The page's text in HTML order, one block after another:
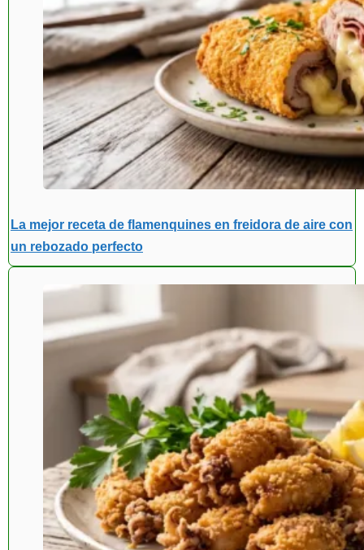
La mejor receta de flamenquines en freidora de aire con
un rebozado perfecto